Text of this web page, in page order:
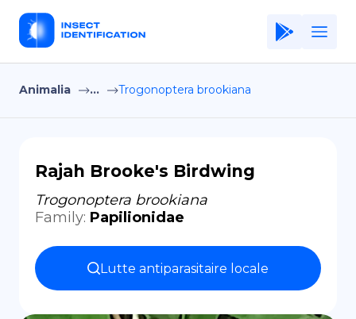
Home
Terms of Use
Privacy Policy
EN
Animalia ... Trogonoptera brookiana
Rajah Brooke's Birdwing
Trogonoptera brookiana
Family: Papilionidae
Lutte antiparasitaire locale